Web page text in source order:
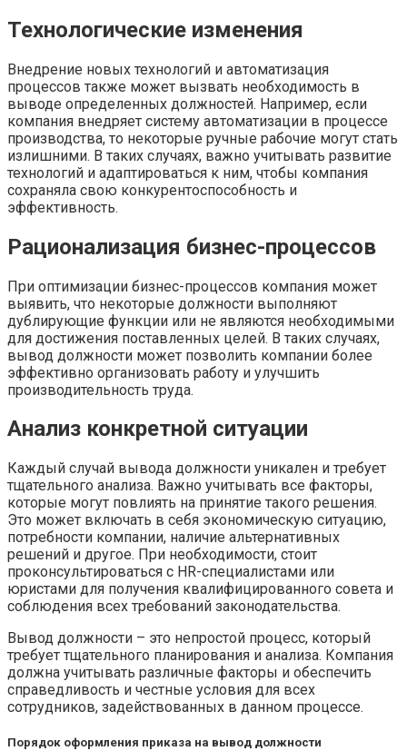
Технологические изменения
Внедрение новых технологий и автоматизация
процессов также может вызвать необходимость в
выводе определенных должностей. Например, если
компания внедряет систему автоматизации в процессе
производства, то некоторые ручные рабочие могут стать
излишними. В таких случаях, важно учитывать развитие
технологий и адаптироваться к ним, чтобы компания
сохраняла свою конкурентоспособность и
эффективность.
Рационализация бизнес-процессов
При оптимизации бизнес-процессов компания может
выявить, что некоторые должности выполняют
дублирующие функции или не являются необходимыми
для достижения поставленных целей. В таких случаях,
вывод должности может позволить компании более
эффективно организовать работу и улучшить
производительность труда.
Анализ конкретной ситуации
Каждый случай вывода должности уникален и требует
тщательного анализа. Важно учитывать все факторы,
которые могут повлиять на принятие такого решения.
Это может включать в себя экономическую ситуацию,
потребности компании, наличие альтернативных
решений и другое. При необходимости, стоит
проконсультироваться с HR-специалистами или
юристами для получения квалифицированного совета и
соблюдения всех требований законодательства.
Вывод должности – это непростой процесс, который
требует тщательного планирования и анализа. Компания
должна учитывать различные факторы и обеспечить
справедливость и честные условия для всех
сотрудников, задействованных в данном процессе.
Порядок оформления приказа на вывод должности